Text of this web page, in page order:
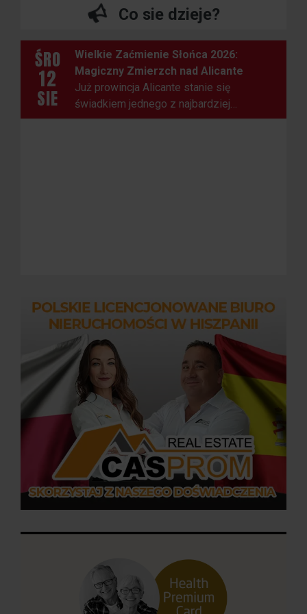
Co sie dzieje?
ŚRO
12
SIE
Wielkie Zaćmienie Słońca 2026:
Magiczny Zmierzch nad Alicante
Już prowincja Alicante stanie się
świadkiem jednego z najbardziej
spektakularnych zjawisk astronomicznych